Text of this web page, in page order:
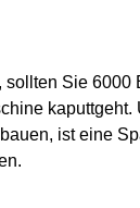
Sie 6000
kaputtgeht.
ist eine